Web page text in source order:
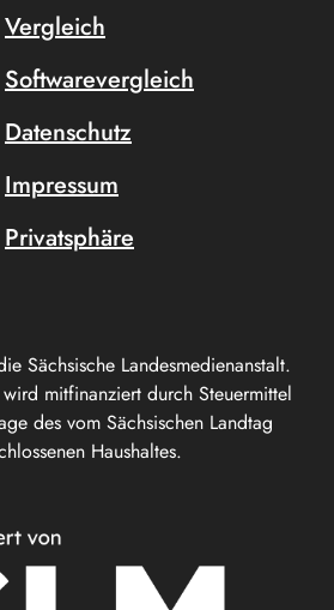
Sächsische Landesmedienanstalt.
mitfinanziert durch Steuermittel
des vom Sächsischen Landtag
Haushaltes.
Vergleich
Softwarevergleich
Datenschutz
Impressum
Privatsphäre